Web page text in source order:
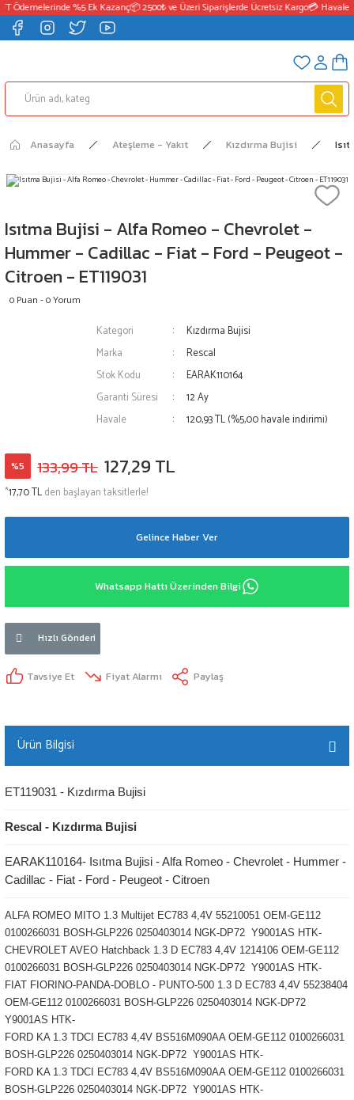
Ödemelerinde %5 Ek Kazanç📦 2500₺ ve Üzeri Siparişlerde Ücretsiz Kargo💳 Havale /
Anasayfa Ateşleme - Yakıt Kızdırma Bujisi
Isıtma Bujisi - Alfa Romeo - Chevrolet -
Hummer - Cadillac - Fiat - Ford - Peugeot -
Citroen - ET119031
0 Puan - 0 Yorum
Kategori
Kızdırma Bujisi
Marka
Rescal
Stok Kodu
EARAK110164
Garanti Süresi
12 Ay
Havale
120,93 TL (%5,00 havale indirimi)
%5 133,99 TL 127,29 TL
*17,70 TLden başlayan taksitlerle!
Gelince Haber Ver
Whatsapp Hattı Üzerinden Bilgi
Hızlı Gönderi
Tavsiye Et Fiyat Alarmı Paylaş
Ürün Bilgisi
ET119031 - Kızdırma Bujisi
Rescal - Kızdırma Bujisi
EARAK110164- Isıtma Bujisi - Alfa Romeo - Chevrolet - Hummer -
Cadillac - Fiat - Ford - Peugeot - Citroen
ALFA ROMEO MITO 1.3 Multijet EC783 4,4V 55210051 OEM-GE112
0100266031 BOSH-GLP226 0250403014 NGK-DP72 Y9001AS HTK-
CHEVROLET AVEO Hatchback 1.3 D EC783 4,4V 1214106 OEM-GE112
0100266031 BOSH-GLP226 0250403014 NGK-DP72 Y9001AS HTK-
FIAT FIORINO-PANDA-DOBLO - PUNTO-500 1.3 D EC783 4,4V 55238404
OEM-GE112 0100266031 BOSH-GLP226 0250403014 NGK-DP72
Y9001AS HTK-
FORD KA 1.3 TDCI EC783 4,4V BS516M090AA OEM-GE112 0100266031
BOSH-GLP226 0250403014 NGK-DP72 Y9001AS HTK-
FORD KA 1.3 TDCI EC783 4,4V BS516M090AA OEM-GE112 0100266031
BOSH-GLP226 0250403014 NGK-DP72 Y9001AS HTK-